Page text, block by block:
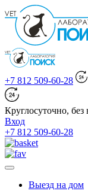
+7 812 509-60-28
Круглосуточно,
Вход
+7 812 509-60-28
Выезд на дом